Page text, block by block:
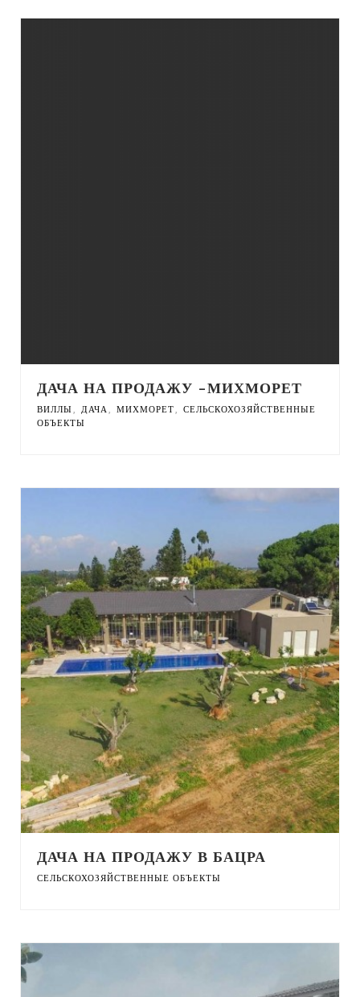
ДАЧА НА ПРОДАЖУ -МИХМОРЕТ
ВИЛЛЫ, ДАЧА, МИХМОРЕТ, СЕЛЬСКОХОЗЯЙСТВЕННЫЕ
ОБЪЕКТЫ
ДАЧА НА ПРОДАЖУ В БАЦРА
СЕЛЬСКОХОЗЯЙСТВЕННЫЕ ОБЪЕКТЫ